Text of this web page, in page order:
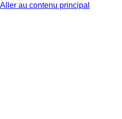
Aller au contenu principal